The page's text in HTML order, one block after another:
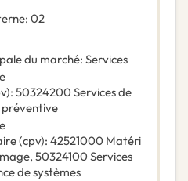
: 02
du marché: Services
): 50324200 Services de
(cpv): 42521000 Matéri
, 50324100 Services
de systèmes